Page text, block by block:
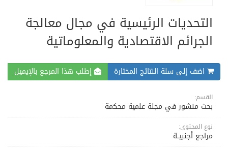
التحديات الرئيسية في مجال معالجة
الجرائم الاقتصادية والمعلوماتية
اضف إلى سلة النتائج المختارة إطلب هذا المرجع بالإيميل
القسم:
بحث منشور في مجلة علمية محكمة
نوع المحتوى:
مراجع أجنبيــة